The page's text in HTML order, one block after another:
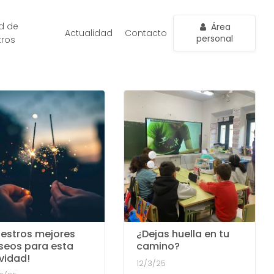
de
Actualidad Contacto
Área
personal
mejores
para esta
¿Dejas huella en tu
camino?
12/3/25